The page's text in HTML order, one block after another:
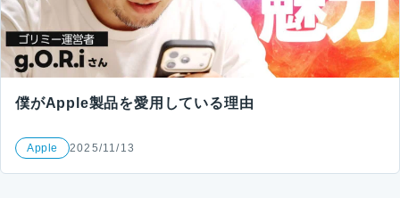
僕がApple製品を愛用している理由
Apple 2025/11/13